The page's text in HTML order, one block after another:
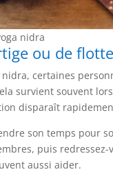
nidra
ou de
nidra, certaines
survient souvent
disparaît
son temps pour
puis
aussi aider.